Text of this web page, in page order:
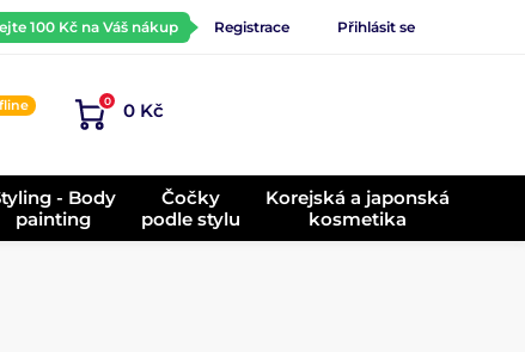
100 Kč na Váš nákup Registrace Přihlásit se
0 0 Kč
- Body
painting
Čočky
podle stylu
Korejská a japonská
kosmetika